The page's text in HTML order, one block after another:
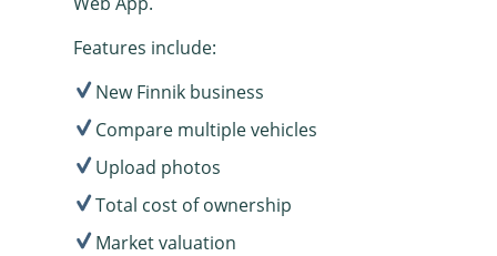
Features include:
New Finnik business
Compare multiple vehicles
Upload photos
Total cost of ownership
Market valuation